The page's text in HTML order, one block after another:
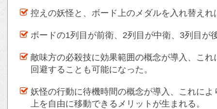
控えの妖怪と、ボード上のメダルを入れ替え
ボードの1列目が前衛、2列目が中衛、3列目が
敵味方の必殺技に効果範囲の概念が導入、こ
回避することも可能になった。
妖怪の行動に待機時間の概念が導入、これに
上を自由に移動できるメリットが生まれる。